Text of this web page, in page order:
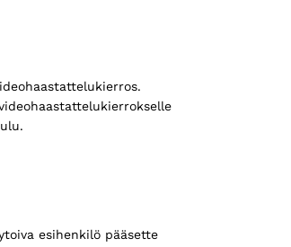
esihenkilö pääsette